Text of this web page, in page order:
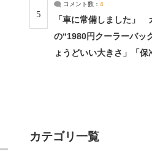
5
コメント数： 4
「車に常備しました」
の“1980円クーラーバ
ょうどいい大きさ」「保
カテゴリ一覧